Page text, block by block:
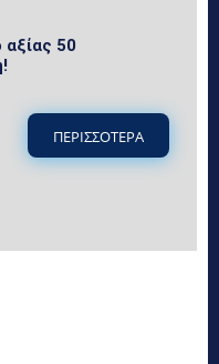
50
ΠΕΡΙΣΣΟΤΕΡΑ